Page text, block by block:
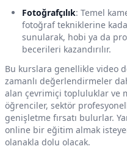
Fotoğrafçılık: Temel
fotoğraf tekniklerine
sunularak, hobi ya da
becerileri kazandırılır.
Bu kurslara genellikle video
zamanlı değerlendirmeler
alan çevrimiçi topluluklar ve
öğrenciler, sektör
genişletme fırsatı bulurlar.
online bir eğitim almak
olanakla dolu olacak.